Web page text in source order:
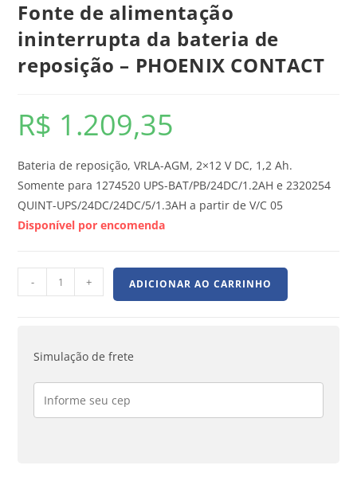
Fonte de alimentação
ininterrupta da bateria de
reposição – PHOENIX CONTACT
R$ 1.209,35
Bateria de reposição, VRLA-AGM, 2×12 V DC, 1,2 Ah.
Somente para 1274520 UPS-BAT/PB/24DC/1.2AH e 2320254
QUINT-UPS/24DC/24DC/5/1.3AH a partir de V/C 05
Disponível por encomenda
- + ADICIONAR AO CARRINHO
Simulação de frete